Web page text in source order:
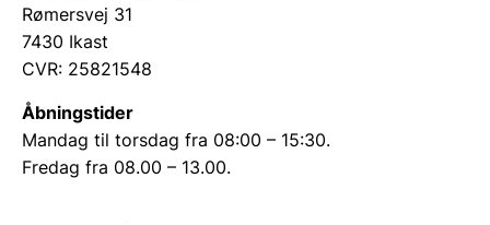
Rømersvej 31
7430 Ikast
CVR: 25821548
Åbningstider
Mandag til torsdag fra 08:00 – 15:30.
Fredag fra 08.00 – 13.00.